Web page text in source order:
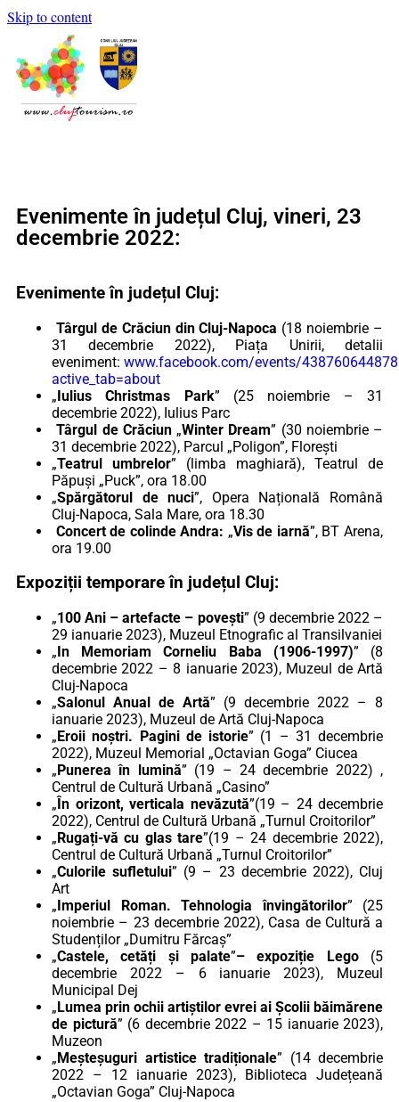
Skip to content
Evenimente în județul Cluj, vineri, 23
decembrie 2022:
Evenimente în județul Cluj:
Târgul de Crăciun din Cluj-Napoca (18 noiembrie –
31 decembrie 2022), Piața Unirii, detalii
eveniment: www.facebook.com/events/
active_tab=about
„Iulius Christmas Park” (25 noiembrie – 31
decembrie 2022), Iulius Parc
Târgul de Crăciun„Winter Dream” (30 noiembrie –
31 decembrie 2022), Parcul „Poligon”, Florești
„Teatrul umbrelor” (limba maghiară), Teatrul de
Păpuși „Puck”, ora 18.00
„Spărgătorul de nuci”, Opera Națională Română
Cluj-Napoca, Sala Mare, ora 18.30
Concert de colinde Andra: „Vis de iarnă”, BT Arena,
ora 19.00
Expoziții temporare în județul Cluj:
„100 Ani – artefacte – povești” (9 decembrie 2022 –
29 ianuarie 2023), Muzeul Etnografic al Transilvaniei
„In Memoriam Corneliu Baba (1906-1997)” (8
decembrie 2022 – 8 ianuarie 2023), Muzeul de Artă
Cluj-Napoca
„Salonul Anual de Artă” (9 decembrie 2022 – 8
ianuarie 2023), Muzeul de Artă Cluj-Napoca
„Eroii noștri. Pagini de istorie” (1 – 31 decembrie
2022), Muzeul Memorial „Octavian Goga” Ciucea
„Punerea în lumină” (19 – 24 decembrie 2022) ,
Centrul de Cultură Urbană „Casino”
„În orizont, verticala nevăzută”(19 – 24 decembrie
2022), Centrul de Cultură Urbană „Turnul Croitorilor”
„Rugați-vă cu glas tare”(19 – 24 decembrie 2022),
Centrul de Cultură Urbană „Turnul Croitorilor”
„Culorile sufletului” (9 – 23 decembrie 2022), Cluj
Art
„Imperiul Roman. Tehnologia învingătorilor” (25
noiembrie – 23 decembrie 2022), Casa de Cultură a
Studenților „Dumitru Fărcaș”
„Castele, cetăți și palate”– expoziție Lego(5
decembrie 2022 – 6 ianuarie 2023), Muzeul
Municipal Dej
„Lumea prin ochii artiștilor evrei ai Școlii băimărene
de pictură” (6 decembrie 2022 – 15 ianuarie 2023),
Muzeon
„Meșteșuguri artistice tradiționale” (14 decembrie
2022 – 12 ianuarie 2023), Biblioteca Județeană
„Octavian Goga” Cluj-Napoca